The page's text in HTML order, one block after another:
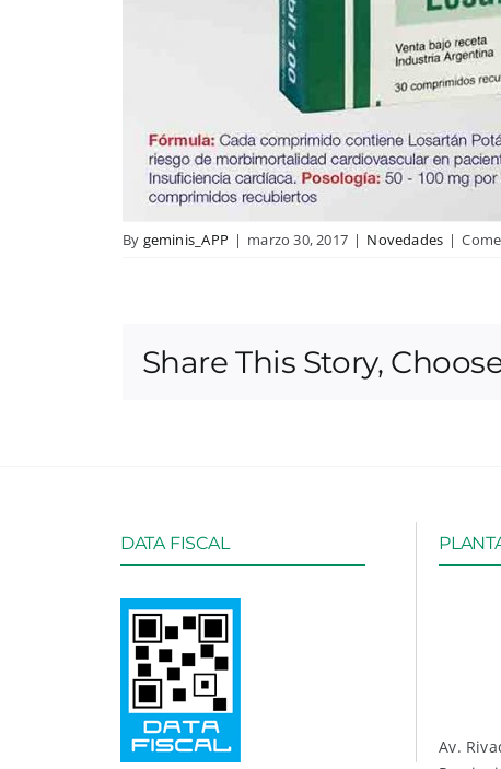
By geminis_APP | marzo 30, 2017 | Novedades |
Share This Story,
DATA FISCAL
Av.